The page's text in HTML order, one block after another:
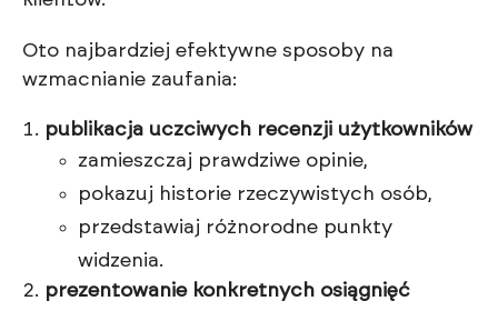
Oto najbardziej efektywne sposoby na
wzmacnianie zaufania:
publikacja uczciwych recenzji użytkowników
zamieszczaj prawdziwe opinie,
pokazuj historie rzeczywistych osób,
przedstawiaj różnorodne punkty
widzenia.
prezentowanie konkretnych osiągnięć